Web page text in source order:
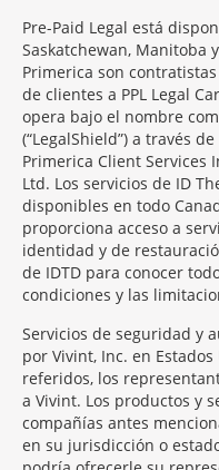
Pre-Paid Legal está
Saskatchewan, Manitoba
Primerica son
de clientes a PPL Legal
opera bajo el nombre
(“LegalShield”) a través
Primerica Client Services
Ltd. Los servicios de ID
disponibles en todo
proporciona acceso a
identidad y de
de IDTD para conocer
condiciones y las
Servicios de seguridad y
por Vivint, Inc. en
referidos, los
a Vivint. Los productos y
compañías antes
en su jurisdicción o